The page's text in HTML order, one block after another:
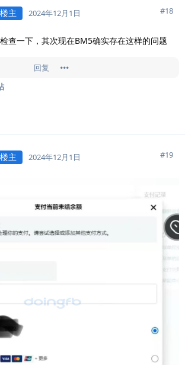
楼主 2024年12月1日 #18
查一下，其次现在BM5确实存在这样的问题
回复
楼主 2024年12月1日 #19